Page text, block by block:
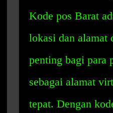
Kode pos Barat
lokasi dan alamat
penting bagi para
sebagai alamat
tepat. Dengan